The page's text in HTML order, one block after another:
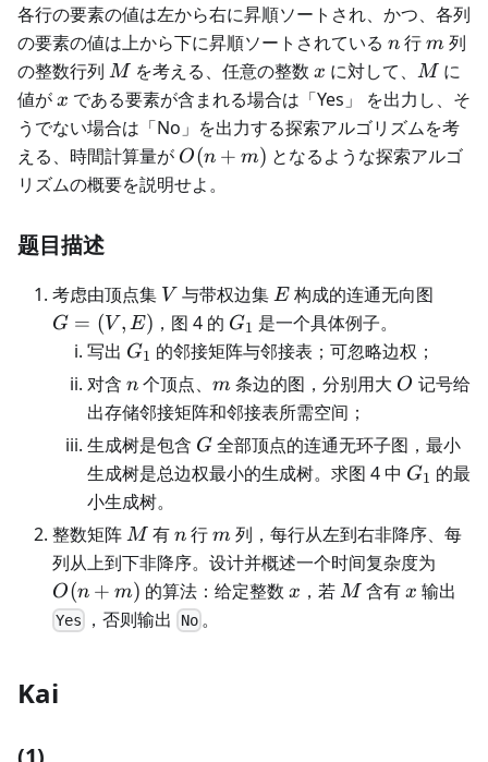
各行の要素の値は左から右に昇順ソートされ、かつ、各列
の要素の値は上から下に昇順ソートされている n
n 行m
m 列
の整数行列 M
M を考える、任意の整数x
x に対して、M
M に
値が x
x である要素が含まれる場合は「Yes」 を出力し、そ
うでない場合は「No」を出力する探索アルゴリズムを考
える、時間計算量が O(n
+
O(n + m) となるような探索アルゴ
リズムの概要を説明せよ。
题目描述
考虑由顶点集 V
V 与带权边集E
E 构成的连通无向图
G = (V , E) ，图 4 的 G_1
G1 是一个具体例子。
写出 G_1
G1 的邻接矩阵与邻接表；可忽略边权；
对含 n
n 个顶点、 m
m 条边的图，分别用大 O
O 记号给
出存储邻接矩阵和邻接表所需空间；
生成树是包含 G
G 全部顶点的连通无环子图，最小
生成树是总边权最小的生成树。求图 4 中 G_1
G1 的最
小生成树。
整数矩阵 M
M 有n
n 行m
m 列，每行从左到右非降序、每
列从上到下非降序。设计并概述一个时间复杂度为
O(n + m) 的算法：给定整数x
x ，若M
M 含有x
x 输出
Yes ，否则输出 No。
Kai
(1)